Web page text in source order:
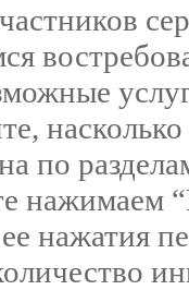
по
нажимаем